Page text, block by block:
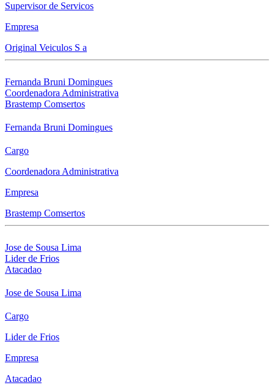
Supervisor de Servicos
Empresa
Original Veiculos S a
Fernanda Bruni Domingues
Coordenadora Administrativa
Brastemp Comsertos
Fernanda Bruni Domingues
Cargo
Coordenadora Administrativa
Empresa
Brastemp Comsertos
Jose de Sousa Lima
Lider de Frios
Atacadao
Jose de Sousa Lima
Cargo
Lider de Frios
Empresa
Atacadao